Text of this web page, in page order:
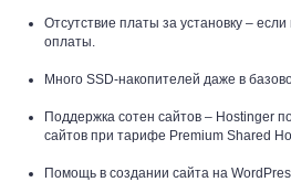
Отсутствие платы за установку –
оплаты.
Много SSD-накопителей даже в
Поддержка сотен сайтов – Hostinger
сайтов при тарифе Premium Shared
Помощь в создании сайта на